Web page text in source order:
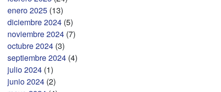
enero 2025 (13)
diciembre 2024 (5)
noviembre 2024 (7)
octubre 2024 (3)
septiembre 2024 (4)
julio 2024 (1)
junio 2024 (2)